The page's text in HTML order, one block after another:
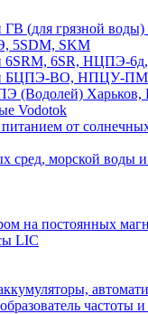
ГВ (для грязной
5SDM, SKM
6SRM, 6SR,
БЦПЭ-ВО, НПЦУ-
(Водолей) Харьков,
Vodotok
от
сред, морской воды
на постоянных
LIC
частоты и